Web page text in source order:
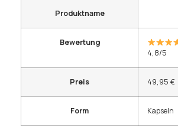
Produktname
Bewertung
4,8/5
Preis 49,95 €
Form Kapseln